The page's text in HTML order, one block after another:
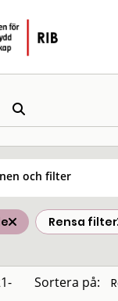
och filter
Rensa filter
Sortera på: